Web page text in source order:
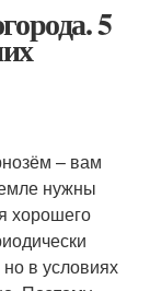
5
– вам
нужны
хорошего
в условиях